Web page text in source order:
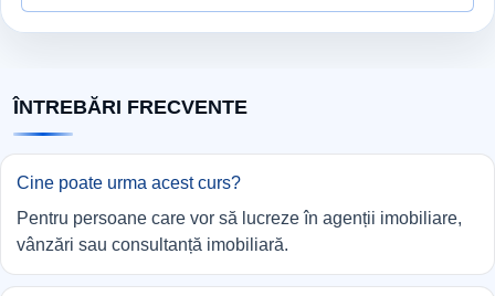
ÎNTREBĂRI FRECVENTE
Cine poate urma acest curs?
Pentru persoane care vor să lucreze în agenții imobiliare,
vânzări sau consultanță imobiliară.